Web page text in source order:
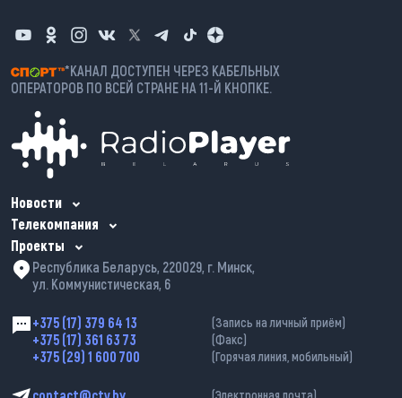
*КАНАЛ ДОСТУПЕН ЧЕРЕЗ КАБЕЛЬНЫХ
ОПЕРАТОРОВ ПО ВСЕЙ СТРАНЕ НА 11-Й КНОПКЕ.
Новости
Телекомпания
Проекты
Республика Беларусь, 220029, г. Минск,
ул. Коммунистическая, 6
+375 (17) 379 64 13 (Запись на личный приём)
+375 (17) 361 63 73 (Факс)
+375 (29) 1 600 700 (Горячая линия, мобильный)
(Электронная почта)